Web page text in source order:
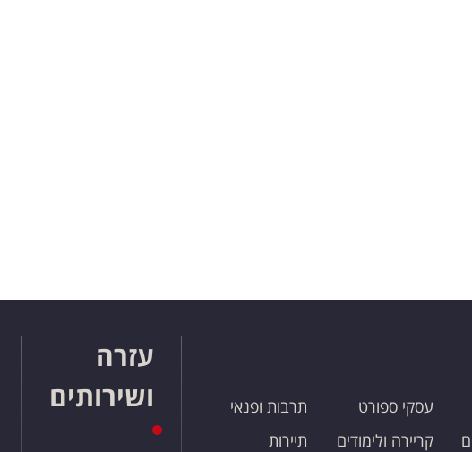
עסקי ספורט
קריירה ולימודים
תרבות ופנאי
תיירות
עזרה
ושירותים